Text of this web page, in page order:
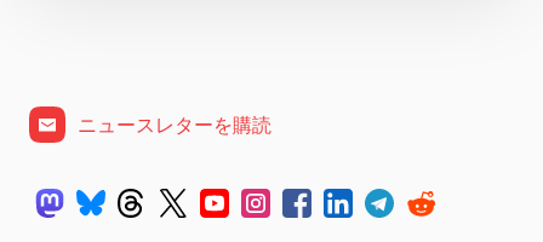
ニュースレターを購読